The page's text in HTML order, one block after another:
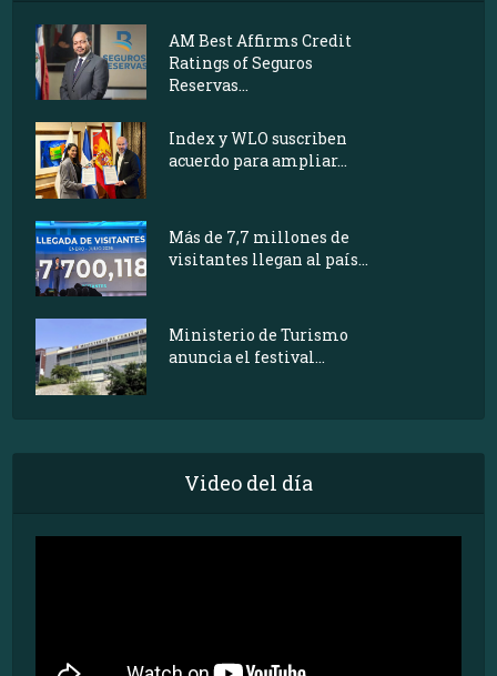
AM Best Affirms Credit
Ratings of Seguros
Reservas...
Index y WLO suscriben
acuerdo para ampliar...
Más de 7,7 millones de
visitantes llegan al país...
Ministerio de Turismo
anuncia el festival...
Video del día